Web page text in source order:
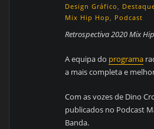
Design Gráfico
Mix Hip Hop
Podcast
Retrospectiva 2020 Mix
A equipa do programa
a mais completa e
Com as vozes de Dino
publicados no Podcast
Banda.